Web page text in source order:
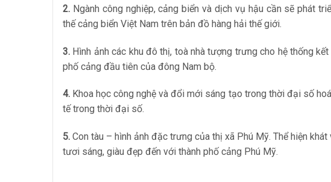
2. Ngành công nghiệp, cảng biển và dịch vụ hậu cần sẽ phát
thế cảng biển Việt Nam trên bản đồ hàng hải thế giới.
3. Hình ảnh các khu đô thị, toà nhà tượng trưng cho hệ thống
phố cảng đầu tiên của đông Nam bộ.
4. Khoa học công nghệ và đổi mới sáng tạo trong thời đại số
tế trong thời đại số.
5. Con tàu – hình ảnh đặc trưng của thị xã Phú Mỹ. Thể hiện
tươi sáng, giàu đẹp đến với thành phố cảng Phú Mỹ.